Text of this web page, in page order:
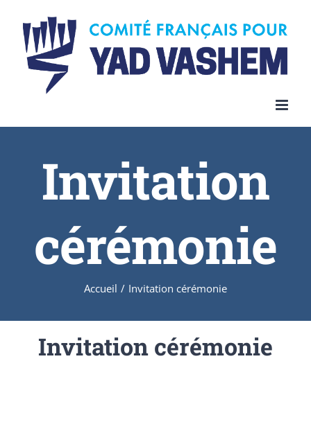
Invitation
cérémonie
Accueil / Invitation cérémonie
Invitation cérémonie